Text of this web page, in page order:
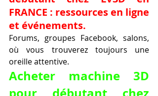
FRANCE : ressources en ligne
et événements.
Forums, groupes Facebook, salons,
où vous trouverez toujours une
oreille attentive.
Acheter machine 3D